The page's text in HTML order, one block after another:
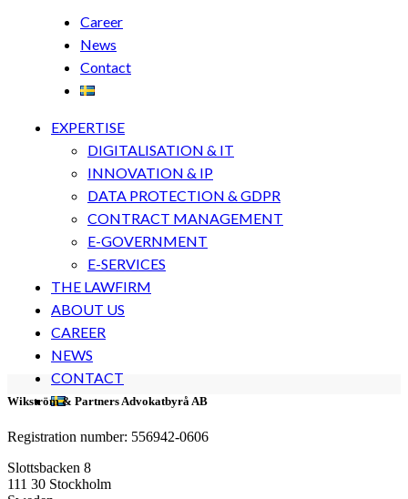
Career
News
Contact
EXPERTISE
DIGITALISATION & IT
INNOVATION & IP
DATA PROTECTION & GDPR
CONTRACT MANAGEMENT
E-GOVERNMENT
E-SERVICES
THE LAWFIRM
ABOUT US
CAREER
NEWS
CONTACT
Wikström & Partners Advokatbyrå AB
Registration number: 556942-0606
Slottsbacken 8
111 30 Stockholm